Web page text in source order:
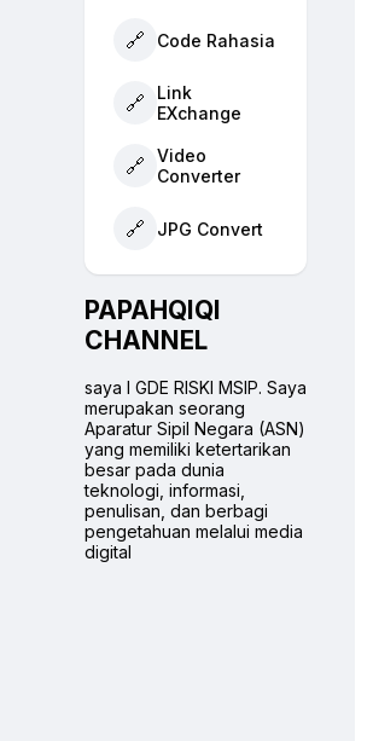
🔗 Code Rahasia
🔗
Link
EXchange
🔗
Video
Converter
🔗 JPG Convert
PAPAHQIQI
CHANNEL
saya I GDE RISKI MSIP. Saya
merupakan seorang
Aparatur Sipil Negara (ASN)
yang memiliki ketertarikan
besar pada dunia
teknologi, informasi,
penulisan, dan berbagi
pengetahuan melalui media
digital